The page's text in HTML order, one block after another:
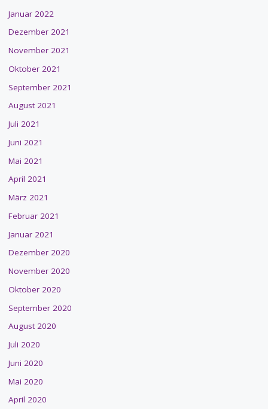
Januar 2022
Dezember 2021
November 2021
Oktober 2021
September 2021
August 2021
Juli 2021
Juni 2021
Mai 2021
April 2021
März 2021
Februar 2021
Januar 2021
Dezember 2020
November 2020
Oktober 2020
September 2020
August 2020
Juli 2020
Juni 2020
Mai 2020
April 2020